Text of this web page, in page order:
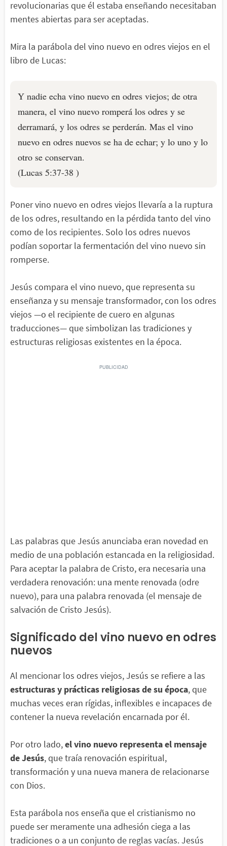
revolucionarias que él estaba enseñando necesitaban
mentes abiertas para ser aceptadas.
Mira la parábola del vino nuevo en odres viejos en el
libro de Lucas:
Y nadie echa vino nuevo en odres viejos; de otra
manera, el vino nuevo romperá los odres y se
derramará, y los odres se perderán. Mas el vino
nuevo en odres nuevos se ha de echar; y lo uno y lo
otro se conservan.
(Lucas 5:37-38 )
Poner vino nuevo en odres viejos llevaría a la ruptura
de los odres, resultando en la pérdida tanto del vino
como de los recipientes. Solo los odres nuevos
podían soportar la fermentación del vino nuevo sin
romperse.
Jesús compara el vino nuevo, que representa su
enseñanza y su mensaje transformador, con los odres
viejos —o el recipiente de cuero en algunas
traducciones— que simbolizan las tradiciones y
estructuras religiosas existentes en la época.
Las palabras que Jesús anunciaba eran novedad en
medio de una población estancada en la religiosidad.
Para aceptar la palabra de Cristo, era necesaria una
verdadera renovación: una mente renovada (odre
nuevo), para una palabra renovada (el mensaje de
salvación de Cristo Jesús).
Significado del vino nuevo en odres
nuevos
Al mencionar los odres viejos, Jesús se refiere a las
estructuras y prácticas religiosas de su época, que
muchas veces eran rígidas, inflexibles e incapaces de
contener la nueva revelación encarnada por él.
Por otro lado,el vino nuevo representa el mensaje
de Jesús, que traía renovación espiritual,
transformación y una nueva manera de relacionarse
con Dios.
Esta parábola nos enseña que el cristianismo no
puede ser meramente una adhesión ciega a las
tradiciones o a un conjunto de reglas vacías. Jesús